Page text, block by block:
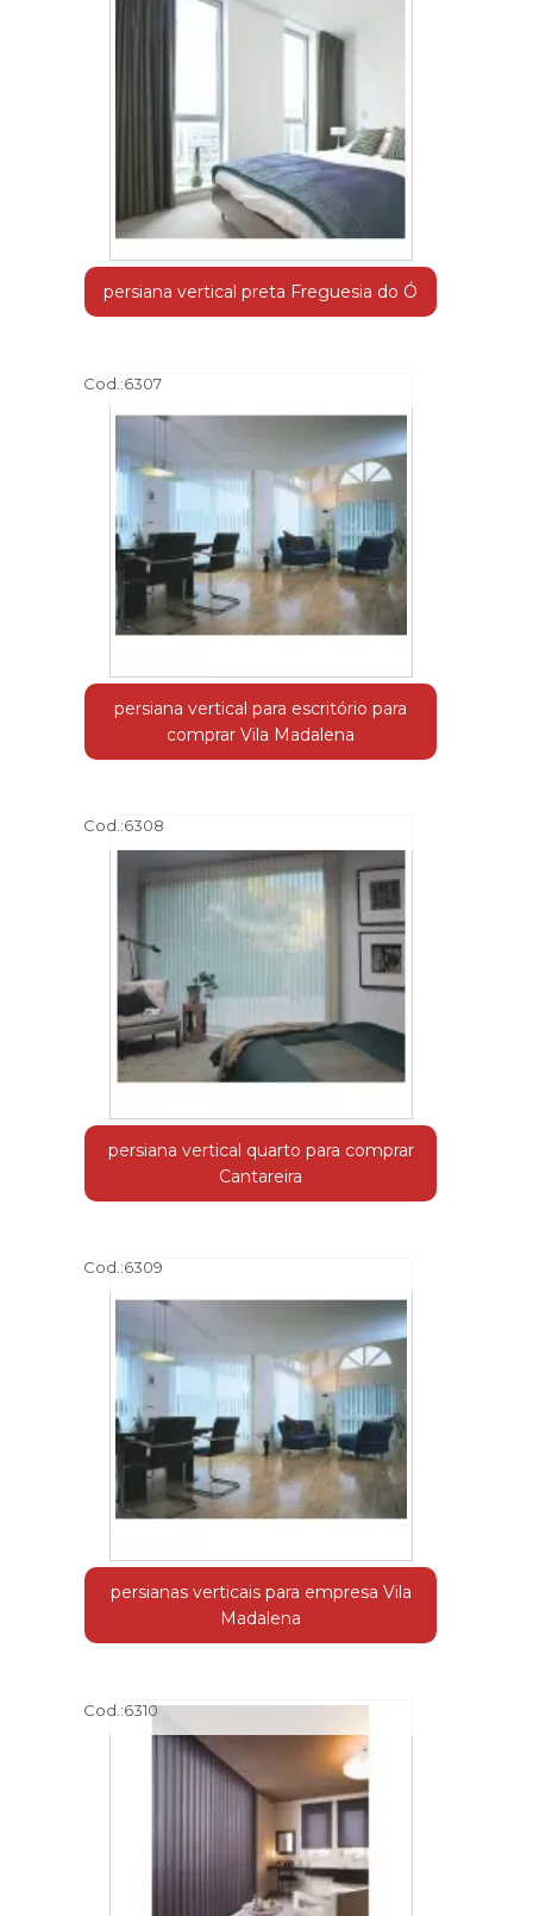
persiana vertical preta Freguesia do Ó
Cod.:6307
persiana vertical para escritório para
comprar Vila Madalena
Cod.:6308
persiana vertical quarto para comprar
Cantareira
Cod.:6309
persianas verticais para empresa Vila
Madalena
Cod.:6310